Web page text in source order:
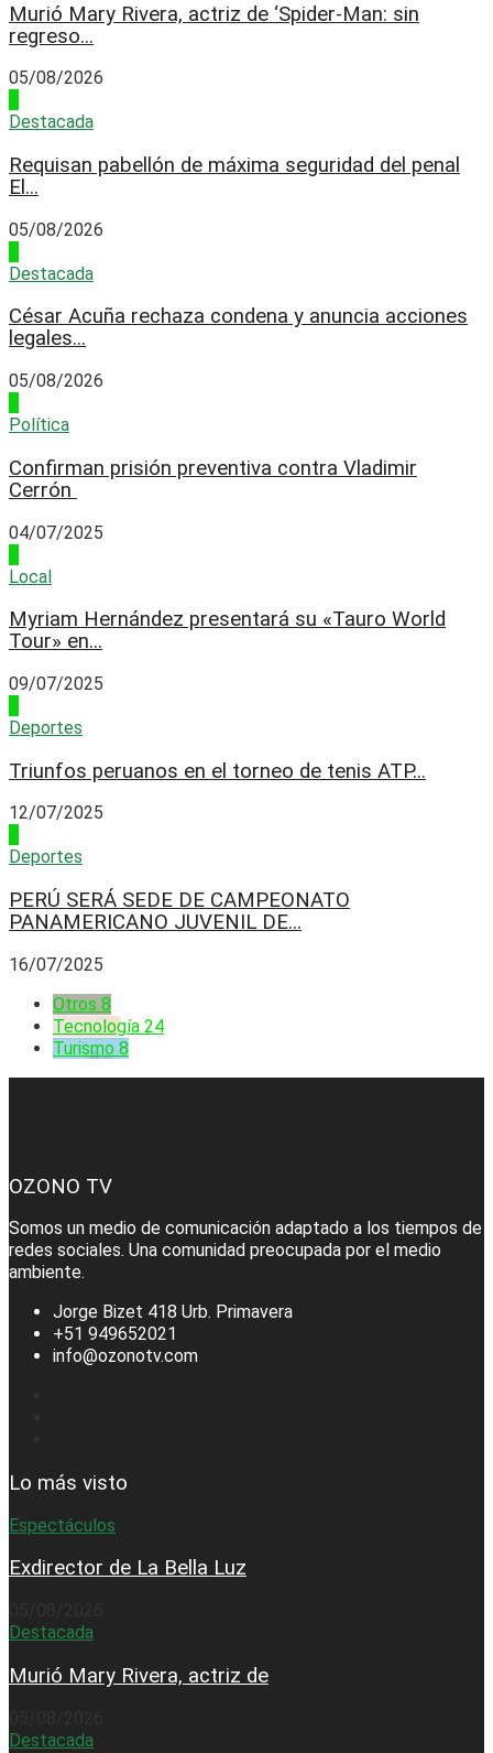
Murió Mary Rivera, actriz de ‘Spider-Man: sin
regreso...
05/08/2026
Destacada
Requisan pabellón de máxima seguridad del penal
El...
05/08/2026
Destacada
César Acuña rechaza condena y anuncia acciones
legales...
05/08/2026
Política
Confirman prisión preventiva contra Vladimir
Cerrón
04/07/2025
Local
Myriam Hernández presentará su «Tauro World
Tour» en...
09/07/2025
Deportes
Triunfos peruanos en el torneo de tenis ATP...
12/07/2025
Deportes
PERÚ SERÁ SEDE DE CAMPEONATO
PANAMERICANO JUVENIL DE...
16/07/2025
Otros 8
Tecnología 24
Turismo 8
OZONO TV
Somos un medio de comunicación adaptado a los tiempos de
redes sociales. Una comunidad preocupada por el medio
ambiente.
Jorge Bizet 418 Urb. Primavera
+51 949652021
info@ozonotv.com
Lo más visto
Espectáculos
Exdirector de La Bella Luz
Destacada
Murió Mary Rivera, actriz de
Destacada